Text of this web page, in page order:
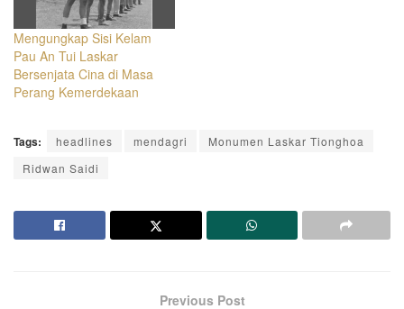
Mengungkap Sisi Kelam
Pau An Tui Laskar
Bersenjata Cina di Masa
Perang Kemerdekaan
Tags: headlines mendagri
Monumen Laskar Tionghoa
Ridwan Saidi
Previous Post